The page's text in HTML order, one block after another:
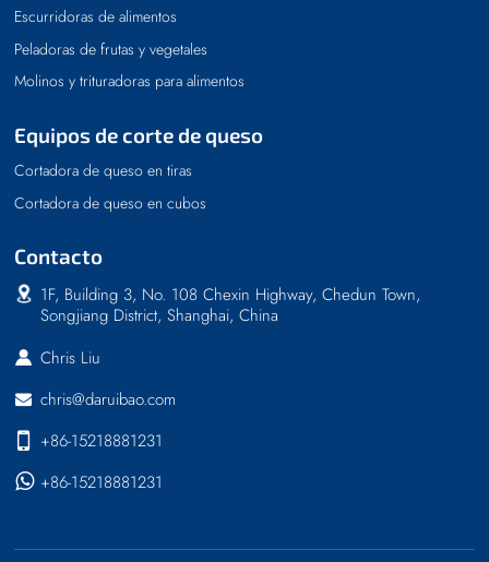
Escurridoras de alimentos
Peladoras de frutas y vegetales
Molinos y trituradoras para alimentos
Equipos de corte de queso
Cortadora de queso en tiras
Cortadora de queso en cubos
Contacto
1F, Building 3, No. 108 Chexin Highway, Chedun Town,
Songjiang District, Shanghai, China
Chris Liu
chris@daruibao.com
+86-15218881231
+86-15218881231